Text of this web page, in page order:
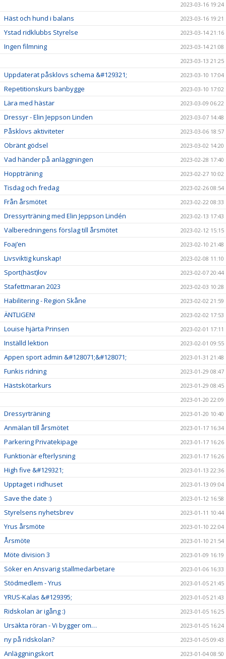
2023-03-16 19:24
Häst och hund i balans 2023-03-16 19:21
Ystad ridklubbs Styrelse 2023-03-14 21:16
Ingen filmning
2023-03-14 21:08
2023-03-13 21:25
Uppdaterat påsklovs schema &#129321; 2023-03-10 17:04
Repetitionskurs banbygge 2023-03-10 17:02
Lära med hästar 2023-03-09 06:22
Dressyr - Elin Jeppson Linden 2023-03-07 14:48
Påsklovs aktiviteter 2023-03-06 18:57
Obränt gödsel 2023-03-02 14:20
Vad händer på anläggningen 2023-02-28 17:40
Hoppträning 2023-02-27 10:02
Tisdag och fredag 2023-02-26 08:54
Från årsmötet 2023-02-22 08:33
Dressyrträning med Elin Jeppson Lindén 2023-02-13 17:43
Valberedningens förslag till årsmötet 2023-02-12 15:15
Foaj’en 2023-02-10 21:48
Livsviktig kunskap! 2023-02-08 11:10
Sport(häst)lov 2023-02-07 20:44
Stafettmaran 2023 2023-02-03 10:28
Habilitering - Region Skåne 2023-02-02 21:59
ÄNTLIGEN! 2023-02-02 17:53
Louise hjärta Prinsen 2023-02-01 17:11
Inställd lektion 2023-02-01 09:55
Appen sport admin &#128071;&#128071; 2023-01-31 21:48
Funkis ridning 2023-01-29 08:47
Hästskötarkurs
2023-01-29 08:45
2023-01-20 22:09
Dressyrträning 2023-01-20 10:40
Anmälan till årsmötet 2023-01-17 16:34
Parkering Privatekipage 2023-01-17 16:26
Funktionär efterlysning 2023-01-17 16:26
High five &#129321; 2023-01-13 22:36
Upptaget i ridhuset 2023-01-13 09:04
Save the date :) 2023-01-12 16:58
Styrelsens nyhetsbrev 2023-01-11 10:44
Yrus årsmöte 2023-01-10 22:04
Årsmöte 2023-01-10 21:54
Möte division 3 2023-01-09 16:19
Söker en Ansvarig stallmedarbetare 2023-01-06 16:33
Stödmedlem - Yrus 2023-01-05 21:45
YRUS-Kalas &#129395; 2023-01-05 21:43
Ridskolan är igång :) 2023-01-05 16:25
Ursäkta röran - Vi bygger om… 2023-01-05 16:24
ny på ridskolan? 2023-01-05 09:43
Anläggningskort 2023-01-04 08:50